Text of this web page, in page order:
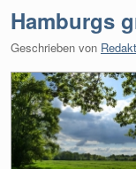
Hamburgs
Geschrieben von